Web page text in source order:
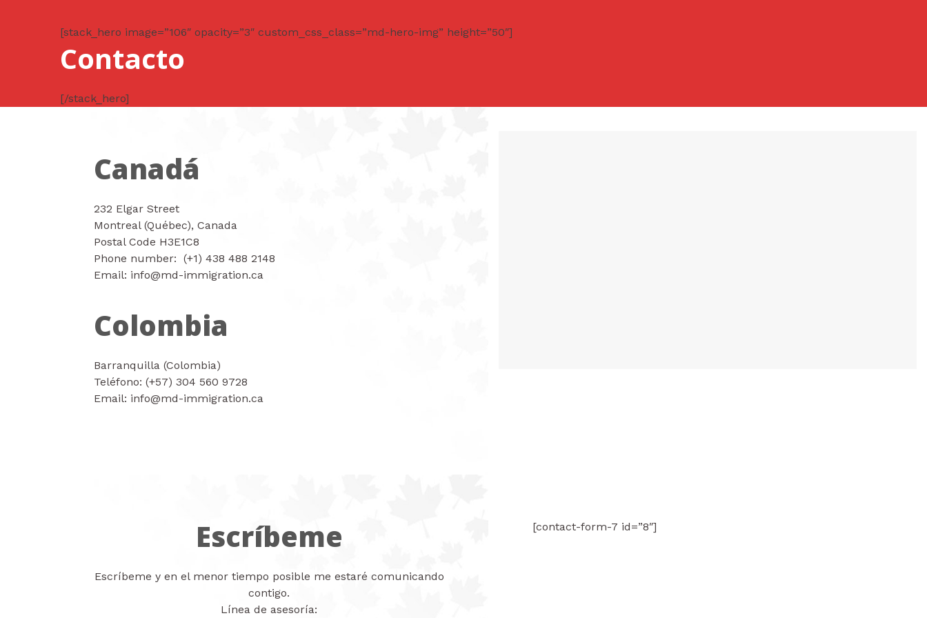
[stack_hero image=”106″ opacity=”3″ custom_css_class=”md-hero-img” height=”50″]
Contacto
[/stack_hero]
Canadá
232 Elgar Street
Montreal (Québec), Canada
Postal Code H3E1C8
Phone number: (+1) 438 488 2148
Email: info@md-immigration.ca
Colombia
Barranquilla (Colombia)
Teléfono: (+57) 304 560 9728
Email: info@md-immigration.ca
Escríbeme
Escríbeme y en el menor tiempo posible me estaré comunicando
contigo.
Línea de asesoría:
[contact-form-7 id=”8″]